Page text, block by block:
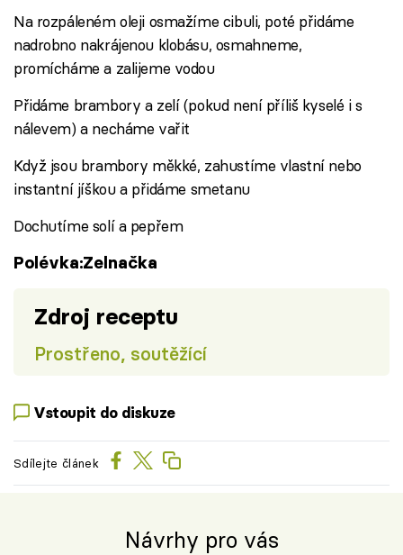
Na rozpáleném oleji osmažíme cibuli, poté přidáme
nadrobno nakrájenou klobásu, osmahneme,
promícháme a zalijeme vodou
Přidáme brambory a zelí (pokud není příliš kyselé i s
nálevem) a necháme vařit
Když jsou brambory měkké, zahustíme vlastní nebo
instantní jíškou a přidáme smetanu
Dochutíme solí a pepřem
Polévka:Zelnačka
Zdroj receptu
Prostřeno, soutěžící
Vstoupit do diskuze
Sdílejte článek
Návrhy pro vás